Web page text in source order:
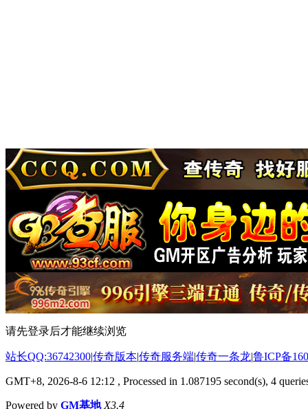
请先登录后才能继续浏览
站长QQ:36742300|传奇版本|传奇服务端|传奇一条龙|鲁ICP备
GMT+8, 2026-8-6 12:12 , Processed in 1.087195 second(s), 4
Powered by GM基地 X3.4